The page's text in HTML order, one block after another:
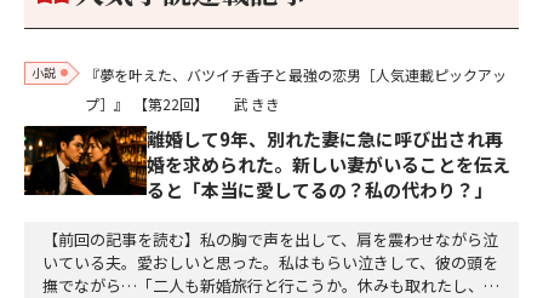
小説
『夢を叶えた、バツイチ香子と最強の恋男［人気連載ピックアッ
プ］』
【第22回】 武 きき
離婚して9年、別れた妻に急に呼び出され再
婚を求められた。新しい妻がいることを伝え
ると「本当に愛してるの？私の代わり？」
【前回の記事を読む】私の胸で声を出して、肩を震わせながら泣
いている夫。愛おしいと思った。私はもらい泣きして、彼の頭を
撫でながら…「二人も新婚旅行と行こうか。休みも取れたし、仕